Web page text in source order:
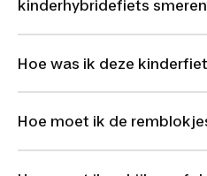
kinderhybridefiets
Hoe was ik deze
Hoe moet ik de